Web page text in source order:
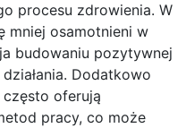
procesu zdrowienia. W
mniej osamotnieni w
budowaniu pozytywnej
Dodatkowo
oferują
pracy, co może